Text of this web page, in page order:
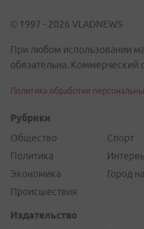
© 1997 - 2026 VLADNEWS
При любом использовании
обязательна. Коммерческий
Политика обработки
Рубрики
Общество
Политика
Экономика
Происшествия
Спорт
Город
Издательство